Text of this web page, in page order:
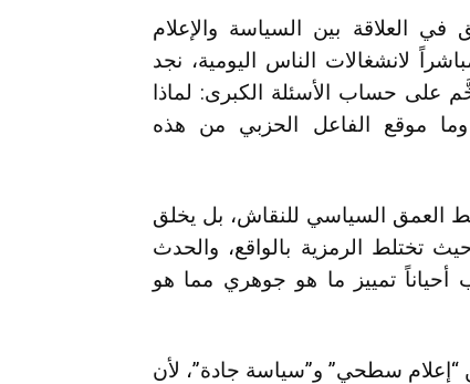
العلاقة بين السياسة والإعلام
لانشغالات الناس اليومية، نجد
على حساب الأسئلة الكبرى: لماذا
وما موقع الفاعل الحزبي من هذه
العمق السياسي للنقاش، بل يخلق
تختلط الرمزية بالواقع، والحدث
أحياناً تمييز ما هو جوهري مما هو
“إعلام سطحي” و”سياسة جادة”، لأن